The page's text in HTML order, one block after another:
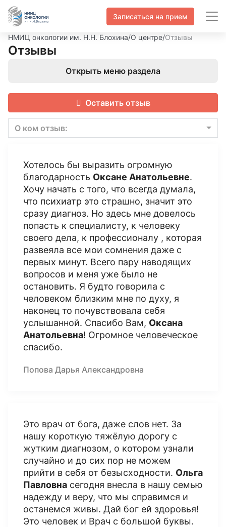
Записаться на прием
НМИЦ онкологии им. Н.Н. Блохина/О центре/Отзывы
Отзывы
Открыть меню раздела
Оставить отзыв
О ком отзыв:
Хотелось бы выразить огромную
благодарность Оксане Анатольевне.
Хочу начать с того, что всегда думала,
что психиатр это страшно, значит это
сразу диагноз. Но здесь мне довелось
попасть к специалисту, к человеку
своего дела, к профессионалу , которая
развеяла все мои сомнения даже с
первых минут. Всего пару наводящих
вопросов и меня уже было не
остановить. Я будто говорила с
человеком близким мне по духу, я
наконец то почувствовала себя
услышанной. Спасибо Вам, Оксана
Анатольевна! Огромное человеческое
спасибо.
Попова Дарья Александровна
Это врач от бога, даже слов нет. За
нашу короткую тяжёлую дорогу с
жутким диагнозом, о котором узнали
случайно и до сих пор не можем
прийти в себя от безысходности. Ольга
Павловна сегодня внесла в нашу семью
надежду и веру, что мы справимся и
останемся живы. Дай бог ей здоровья!
Это человек и Врач с большой буквы.